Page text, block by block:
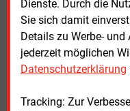
Dienste. Durch die
Sie sich damit
Details zu Werbe-
jederzeit möglichen
Datenschutzerklärung
Tracking: Zur
Montag, 21.08.2023, 13:53
G�nter Drewnitzky
© 2026 Energie &